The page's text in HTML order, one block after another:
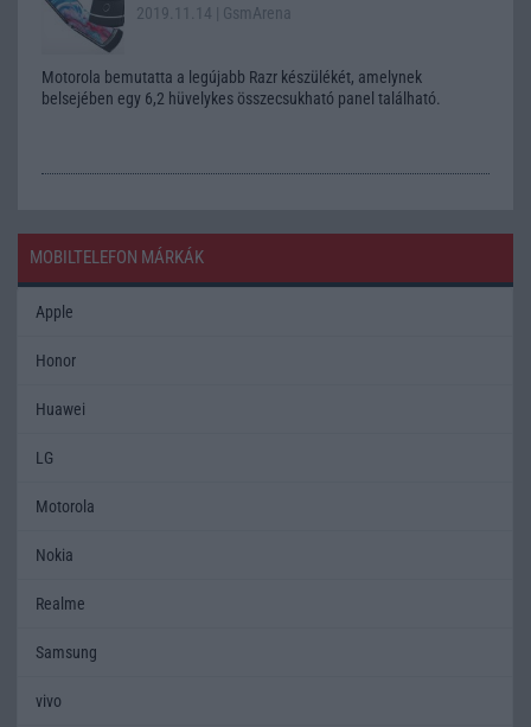
2019.11.14 | GsmArena
Motorola bemutatta a legújabb Razr készülékét, amelynek
belsejében egy 6,2 hüvelykes összecsukható panel található.
MOBILTELEFON MÁRKÁK
Apple
Honor
Huawei
LG
Motorola
Nokia
Realme
Samsung
vivo